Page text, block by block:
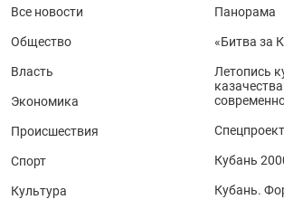
Все новости
Общество
Власть
Экономика
Происшествия
Спорт
Культура
Панорама
«Битва за
Летопись
Кубань
Кубань.